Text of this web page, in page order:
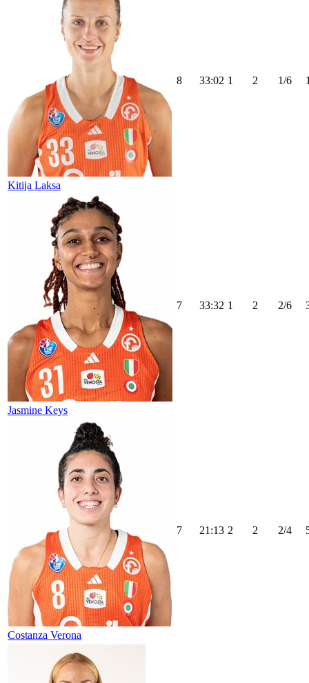
Kitija Laksa
8 33:02 1 2 1/6
Jasmine Keys
7 33:32 1 2 2/6
Costanza Verona
7 21:13 2 2 2/4